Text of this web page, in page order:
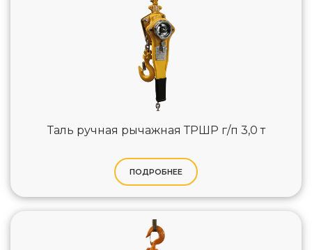
Таль ручная рычажная ТРШР г/п 3,0 т
ПОДРОБНЕЕ